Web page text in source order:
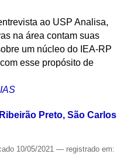
ao USP Analisa,
na área contam suas
um núcleo do IEA-RP
esse propósito de
Preto, São Carlos
10/05/2021 — registrado em: